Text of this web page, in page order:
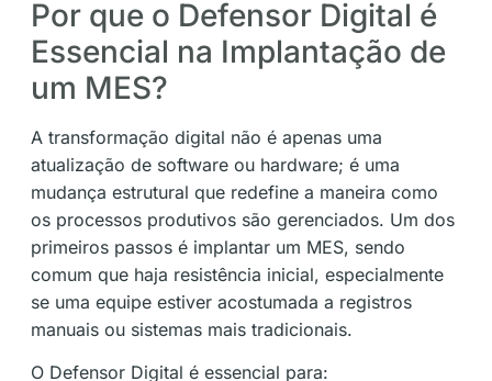
Por que o Defensor Digital é
Essencial na Implantação de
um MES?
A transformação digital não é apenas uma
atualização de software ou hardware; é uma
mudança estrutural que redefine a maneira como
os processos produtivos são gerenciados. Um dos
primeiros passos é implantar um MES, sendo
comum que haja resistência inicial, especialmente
se uma equipe estiver acostumada a registros
manuais ou sistemas mais tradicionais.
O Defensor Digital é essencial para: